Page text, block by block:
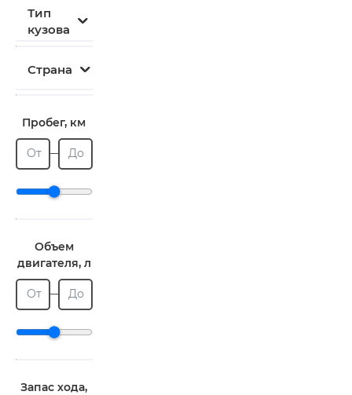
Тип
кузова
Страна
Пробег, км
От До
Объем
двигателя, л
От До
Запас хода,